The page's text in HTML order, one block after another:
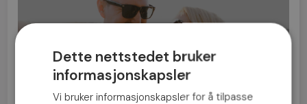
Bli medlem nå »
Dette nettstedet bruker
informasjonskapsler
Vi bruker informasjonskapsler for å tilpasse